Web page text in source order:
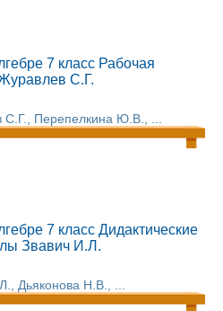
7 класс Рабочая
С.Г.
С.Г., Перепелкина Ю.В., ...
7 класс Дидактические
Звавич И.Л.
Дьяконова Н.В., ...